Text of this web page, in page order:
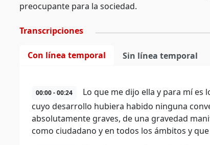
preocupante para la sociedad.
Transcripciones
Con línea temporal Sin línea temporal
00:00 - 00:24
Lo que me dijo ella y para mí
cuyo desarrollo hubiera habido ninguna
absolutamente graves, de una gravedad
como ciudadano y en todos los ámbitos y